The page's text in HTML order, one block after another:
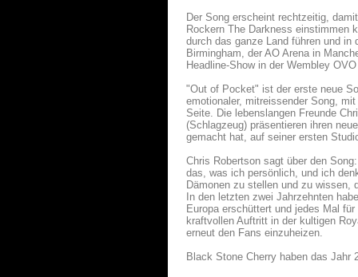
Der Song erscheint rechtzeitig,
Rockern The Darkness einstimmen
durch das ganze Land führen und in
Birmingham, der AO Arena in
Headline-Show in der Wembley
"Out of Pocket" ist der erste neue
emotionaler, mitreissender Song,
Seite. Die lebenslangen Freunde
(Schlagzeug) präsentieren ihren
gemacht hat, auf seiner ersten
Chris Robertson sagt über den
das, was ich persönlich, und ich
Dämonen zu stellen und zu wissen,
In den letzten zwei Jahrzehnten
Europa erschüttert und jedes Mal
kraftvollen Auftritt in der kultigen
erneut den Fans einzuheizen.
Black Stone Cherry haben das